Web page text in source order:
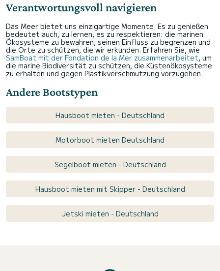
Verantwortungsvoll navigieren
Das Meer bietet uns einzigartige Momente. Es zu genießen
bedeutet auch, zu lernen, es zu respektieren: die marinen
Ökosysteme zu bewahren, seinen Einfluss zu begrenzen und
die Orte zu schützen, die wir erkunden. Erfahren Sie, wie
SamBoat mit der Fondation de la Mer zusammenarbeitet, um
die marine Biodiversität zu schützen, die Küstenökosysteme
zu erhalten und gegen Plastikverschmutzung vorzugehen.
Andere Bootstypen
Hausboot mieten - Deutschland
Motorboot mieten Deutschland
Segelboot mieten - Deutschland
Hausboot mieten mit Skipper - Deutschland
Jetski mieten - Deutschland